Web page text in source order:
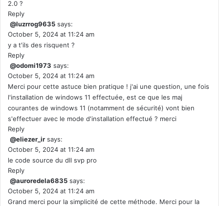
2.0 ?
Reply
@luzrrog9635 says:
October 5, 2024 at 11:24 am
y a t'ils des risquent ?
Reply
@odomi1973 says:
October 5, 2024 at 11:24 am
Merci pour cette astuce bien pratique ! j'ai une question, une fois
l'installation de windows 11 effectuée, est ce que les maj
courantes de windows 11 (notamment de sécurité) vont bien
s'effectuer avec le mode d'installation effectué ? merci
Reply
@eliezer_ir says:
October 5, 2024 at 11:24 am
le code source du dll svp pro
Reply
@auroredela6835 says:
October 5, 2024 at 11:24 am
Grand merci pour la simplicité de cette méthode. Merci pour la